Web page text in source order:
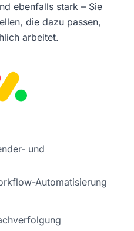
ebenfalls stark – Sie
die dazu passen,
arbeitet.
und
Automatisierung